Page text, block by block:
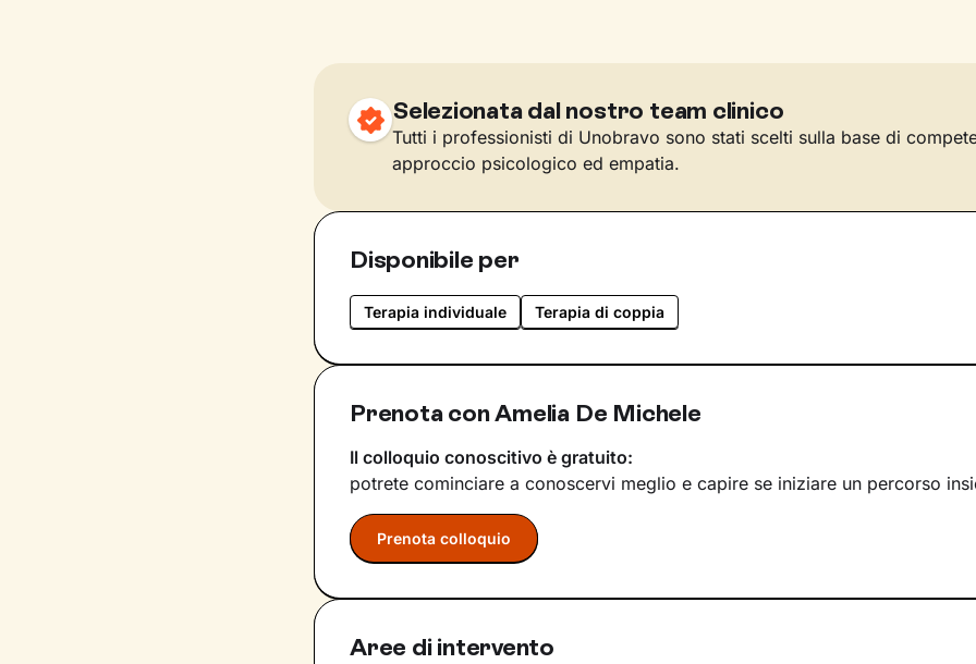
Selezionata dal nostro team clinico
Tutti i professionisti di Unobravo sono stati scelti sulla base di
approccio psicologico ed empatia.
Disponibile per
Terapia individuale Terapia di coppia
Prenota con Amelia De Michele
Il colloquio conoscitivo è gratuito:
potrete cominciare a conoscervi meglio e capire se iniziare un percorso
Prenota colloquio
Aree di intervento